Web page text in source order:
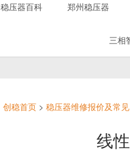
稳压器百科 郑州稳压器
三相
创稳首页 > 稳压器维修报价及常
线